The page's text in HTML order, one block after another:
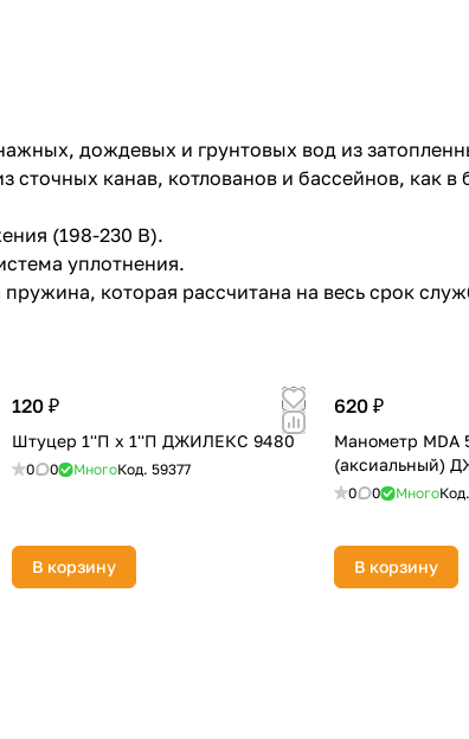
дождевых и грунтовых вод из
канав, котлованов и бассейнов, как
(198-230 В).
уплотнения.
которая рассчитана на весь срок
120 ₽
Штуцер 1''П х 1''П ДЖИЛЕКС 9480
0 0 МногоКод.59377
В корзину
620 ₽
Манометр MDA
(аксиальный)
0 0 МногоКод.
В корзину
раз в 2 недели